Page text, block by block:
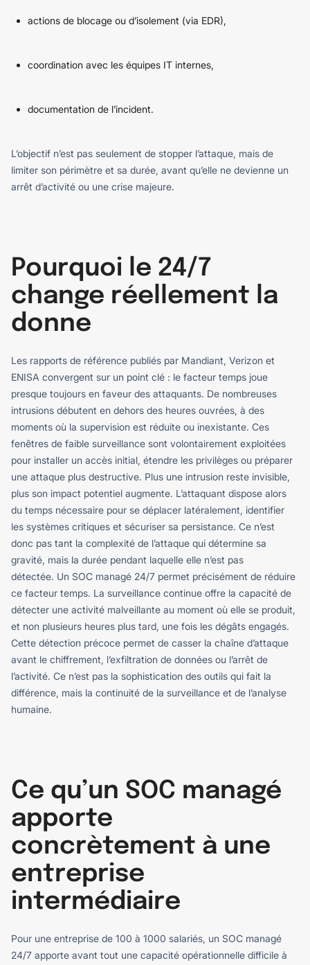
actions de blocage ou d’isolement (via EDR),
coordination avec les équipes IT internes,
documentation de l’incident.
L’objectif n’est pas seulement de stopper l’attaque, mais de
limiter son périmètre et sa durée, avant qu’elle ne devienne un
arrêt d’activité ou une crise majeure.
Pourquoi le 24/7
change réellement la
donne
Les rapports de référence publiés par Mandiant, Verizon et
ENISA convergent sur un point clé : le facteur temps joue
presque toujours en faveur des attaquants. De nombreuses
intrusions débutent en dehors des heures ouvrées, à des
moments où la supervision est réduite ou inexistante. Ces
fenêtres de faible surveillance sont volontairement exploitées
pour installer un accès initial, étendre les privilèges ou préparer
une attaque plus destructive. Plus une intrusion reste invisible,
plus son impact potentiel augmente. L’attaquant dispose alors
du temps nécessaire pour se déplacer latéralement, identifier
les systèmes critiques et sécuriser sa persistance. Ce n’est
donc pas tant la complexité de l’attaque qui détermine sa
gravité, mais la durée pendant laquelle elle n’est pas
détectée. Un SOC managé 24/7 permet précisément de réduire
ce facteur temps. La surveillance continue offre la capacité de
détecter une activité malveillante au moment où elle se produit,
et non plusieurs heures plus tard, une fois les dégâts engagés.
Cette détection précoce permet de casser la chaîne d’attaque
avant le chiffrement, l’exfiltration de données ou l’arrêt de
l’activité. Ce n’est pas la sophistication des outils qui fait la
différence, mais la continuité de la surveillance et de l’analyse
humaine.
Ce qu’un SOC managé
apporte
concrètement à une
entreprise
intermédiaire
Pour une entreprise de 100 à 1000 salariés, un SOC managé
24/7 apporte avant tout une capacité opérationnelle difficile à